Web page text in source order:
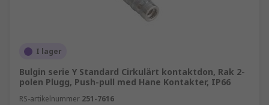
I lager
Bulgin serie Y Standard Cirkulärt kontaktdon, Rak 2-
polen Plugg, Push-pull med Hane Kontakter, IP66
RS-artikelnummer 251-7616